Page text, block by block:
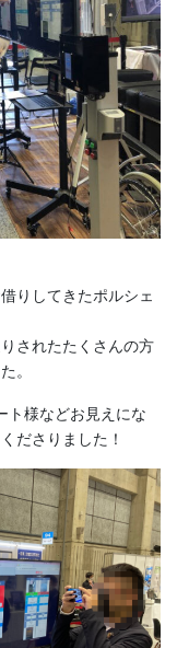
りしてきたポルシェ
されたたくさんの方
。
ト様などお見えにな
ださりました！